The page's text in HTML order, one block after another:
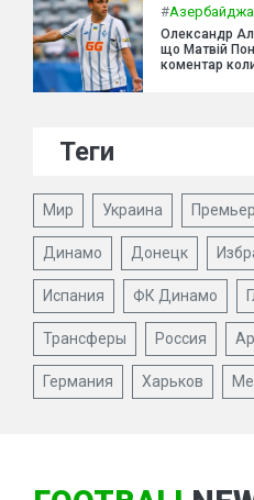
#
Олександр
що Матвій
коментар
Теги
Мир Украина
Динамо Донецк
Испания ФК Динамо
Трансферы Россия
Германия Харьков